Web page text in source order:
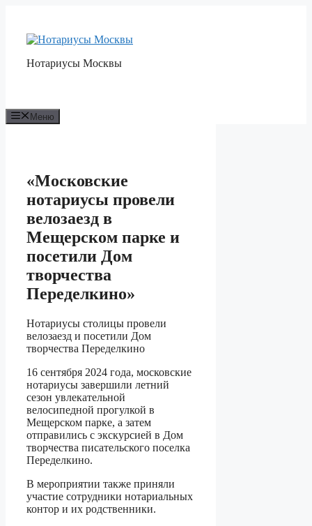
содержимому
Нотариусы Москвы
Меню
«Московские
нотариусы провели
велозаезд в
Мещерском парке и
посетили Дом
творчества
Переделкино»
Нотариусы столицы провели
велозаезд и посетили Дом
творчества Переделкино
16 сентября 2024 года, московские
нотариусы завершили летний
сезон увлекательной
велосипедной прогулкой в
Мещерском парке, а затем
отправились с экскурсией в Дом
творчества писательского поселка
Переделкино.
В мероприятии также приняли
участие сотрудники нотариальных
контор и их родственники.